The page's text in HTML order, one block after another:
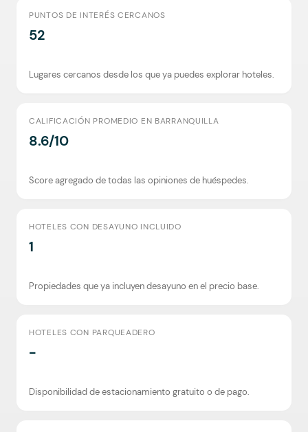
PUNTOS DE INTERÉS CERCANOS
52
Lugares cercanos desde los que ya puedes explorar hoteles.
CALIFICACIÓN PROMEDIO EN BARRANQUILLA
8.6/10
Score agregado de todas las opiniones de huéspedes.
HOTELES CON DESAYUNO INCLUIDO
1
Propiedades que ya incluyen desayuno en el precio base.
HOTELES CON PARQUEADERO
-
Disponibilidad de estacionamiento gratuito o de pago.